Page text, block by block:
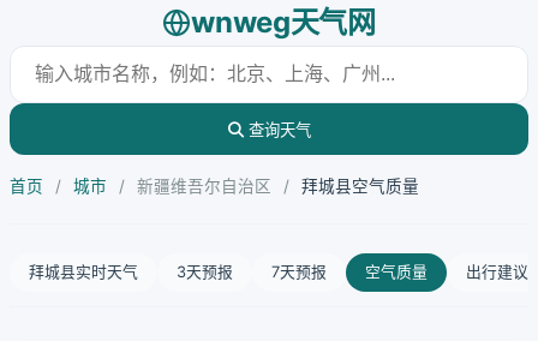
wnweg天气网
查询天气
首页 / 城市 / 新疆维吾尔自治区 / 拜城县空气质量
拜城县实时天气 3天预报 7天预报 空气质量 出行建议